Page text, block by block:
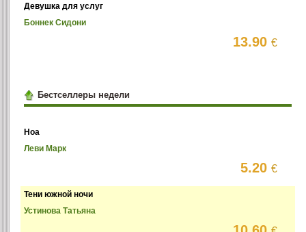
Девушка для услуг
Боннек Сидони
13.90€
Бестселлеры недели
Ноа
Леви Марк
5.20€
Тени южной ночи
Устинова Татьяна